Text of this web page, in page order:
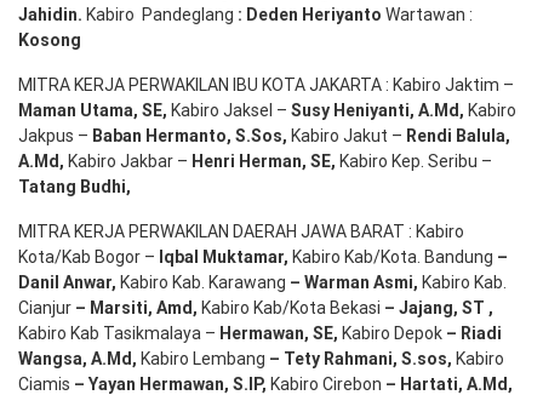
Jahidin. Kabiro Pandeglang : Deden Heriyanto Wartawan :
Kosong
MITRA KERJA PERWAKILAN IBU KOTA JAKARTA : Kabiro Jaktim –
Maman Utama, SE, Kabiro Jaksel – Susy Heniyanti, A.Md , Kabiro
Jakpus – Baban Hermanto, S.Sos, Kabiro Jakut – Rendi Balula,
A.Md , Kabiro Jakbar – Henri Herman, SE, Kabiro Kep. Seribu –
Tatang Budhi,
MITRA KERJA PERWAKILAN DAERAH JAWA BARAT : Kabiro
Kota/Kab Bogor – Iqbal Muktamar, Kabiro Kab/Kota. Bandung –
Danil Anwar, Kabiro Kab. Karawang – Warman Asmi, Kabiro Kab.
Cianjur – Marsiti, Amd , Kabiro Kab/Kota Bekasi – Jajang, ST ,
Kabiro Kab Tasikmalaya – Hermawan, SE, Kabiro Depok – Riadi
Wangsa, A.Md , Kabiro Lembang – Tety Rahmani, S.sos, Kabiro
Ciamis – Yayan Hermawan, S.IP, Kabiro Cirebon – Hartati, A.Md ,